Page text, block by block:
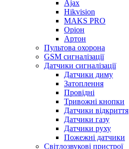
Ajax
Hikvision
MAKS PRO
Оріон
Артон
Пультова охорона
GSM сигналізації
Датчики сигналізації
Датчики диму
Затоплення
Провідні
Тривожні кнопки
Датчики відкриття
Датчики газу
Датчики руху
Пожежні датчики
Світлозвукові пристрої